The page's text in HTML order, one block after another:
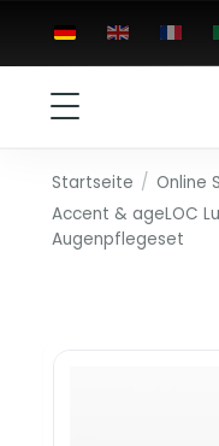
Startseite / Online
Accent & ageLOC
Augenpflegeset